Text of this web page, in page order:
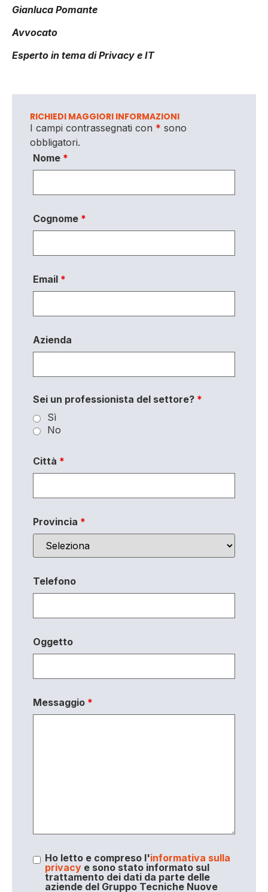
Gianluca Pomante
Avvocato
Esperto in tema di Privacy e IT
RICHIEDI MAGGIORI INFORMAZIONI
I campi contrassegnati con * sono
obbligatori.
Nome *
Cognome *
Email *
Azienda
Sei un professionista del settore? *
Sì
No
Città *
Provincia *
Telefono
Oggetto
Messaggio *
Ho letto e compreso l'informativa sulla
privacye sono stato informato sul
trattamento dei dati da parte delle
aziende del Gruppo Tecniche Nuove